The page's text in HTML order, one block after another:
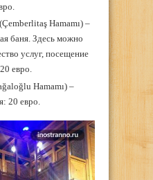
Hamamı) –
баня. Здесь можно
услуг, посещение
евро.
Hamamı) –
20 евро.